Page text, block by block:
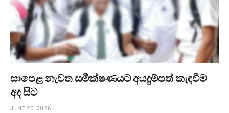
සාපෙළ නැවත සමීක්ෂණයට අයදුම්පත් කැඳවීම
අද සිට
JUNE 25, 2026